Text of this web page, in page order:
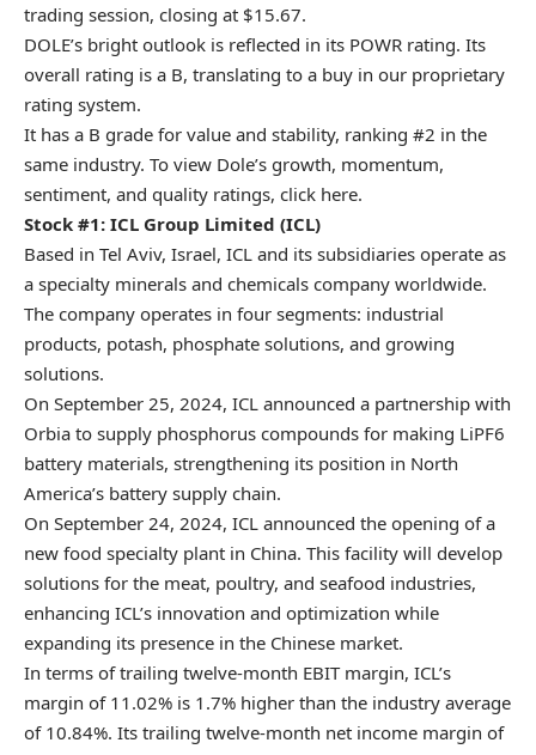
trading session, closing at $15.67.
DOLE’s bright outlook is reflected in its POWR rating. Its
overall rating is a B, translating to a buy in our proprietary
rating system.
It has a B grade for value and stability, ranking #2 in the
same industry. To view Dole’s growth, momentum,
sentiment, and quality ratings, click here.
Stock #1: ICL Group Limited (ICL)
Based in Tel Aviv, Israel, ICL and its subsidiaries operate as
a specialty minerals and chemicals company worldwide.
The company operates in four segments: industrial
products, potash, phosphate solutions, and growing
solutions.
On September 25, 2024, ICL announced a partnership with
Orbia to supply phosphorus compounds for making LiPF6
battery materials, strengthening its position in North
America’s battery supply chain.
On September 24, 2024, ICL announced the opening of a
new food specialty plant in China. This facility will develop
solutions for the meat, poultry, and seafood industries,
enhancing ICL’s innovation and optimization while
expanding its presence in the Chinese market.
In terms of trailing twelve-month EBIT margin, ICL’s
margin of 11.02% is 1.7% higher than the industry average
of 10.84%. Its trailing twelve-month net income margin of